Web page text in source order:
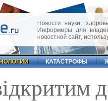
Новости науки,
Информеры для
новостной сайт,
КАТАСТРОФЫ